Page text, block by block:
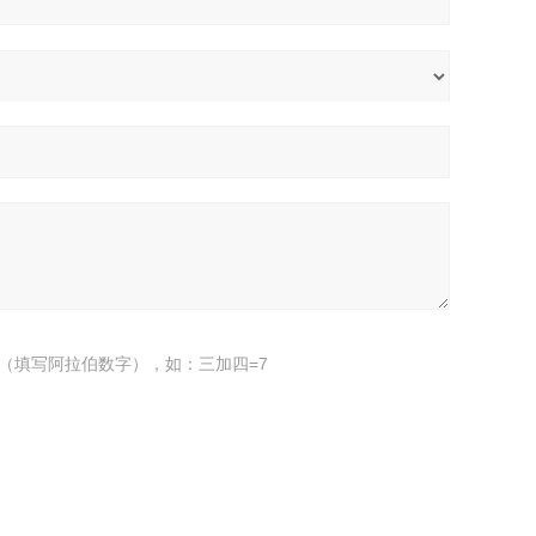
填写阿拉伯数字），如：三加四=7